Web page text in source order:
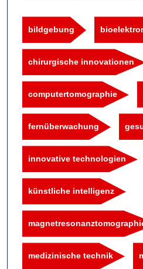
bildgebung
chirurgische innovationen
computertomographie
fernüberwachung
innovative technologien
künstliche intelligenz
medizinische technik